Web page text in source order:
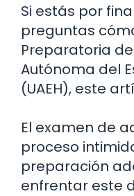
Si estás por
preguntas
Preparatoria
Autónoma del
(UAEH), este
El examen de
proceso
preparación
enfrentar este